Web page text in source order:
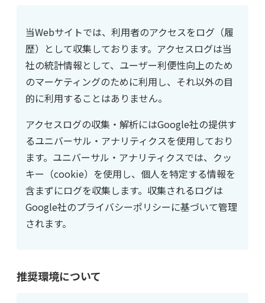
当Webサイトでは、利用者のアクセスをログ（履
歴）として収集しております。アクセスログは当
社の統計情報として、ユーザー利便性向上のため
のマーケティングのために利用し、それ以外の目
的に利用することはありません。
アクセスログの収集・解析にはGoogle社の提供す
るユニバーサル・アナリティクスを使用しており
ます。ユニバーサル・アナリティクスでは、クッ
キー（cookie）を使用し、個人を特定する情報を
含まずにログを収集します。収集されるログは
Google社のプライバシーポリシーに基づいて管理
されます。
推奨環境について